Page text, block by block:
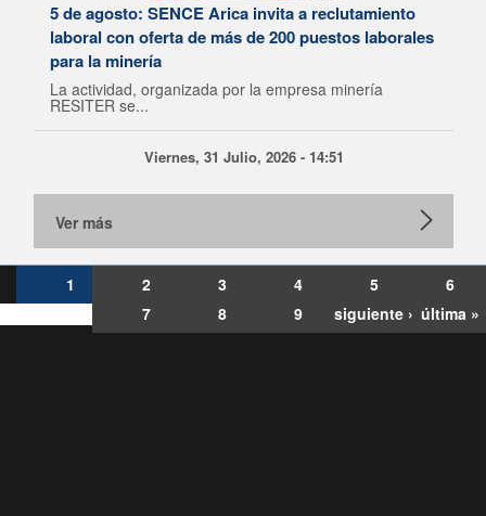
5 de agosto: SENCE Arica invita a reclutamiento
laboral con oferta de más de 200 puestos laborales
para la minería
La actividad, organizada por la empresa minería
RESITER se...
Viernes, 31 Julio, 2026 - 14:51
Ver más
1 2 3 4 5
6
7
8 9 siguiente › última »